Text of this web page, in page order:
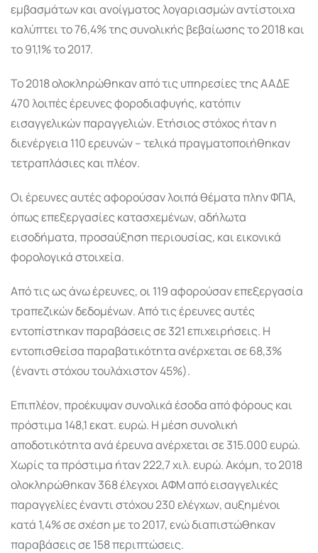
εμβασμάτων και ανοίγματος λογαριασμών αντίστοιχα
καλύπτει το 76,4% της συνολικής βεβαίωσης το 2018 και
το 91,1% το 2017.
Το 2018 ολοκληρώθηκαν από τις υπηρεσίες της ΑΑΔΕ
470 λοιπές έρευνες φοροδιαφυγής, κατόπιν
εισαγγελικών παραγγελιών. Ετήσιος στόχος ήταν η
διενέργεια 110 ερευνών – τελικά πραγματοποιήθηκαν
τετραπλάσιες και πλέον.
Οι έρευνες αυτές αφορούσαν λοιπά θέματα πλην ΦΠΑ,
όπως επεξεργασίες κατασχεμένων, αδήλωτα
εισοδήματα, προσαύξηση περιουσίας, και εικονικά
φορολογικά στοιχεία.
Από τις ως άνω έρευνες, οι 119 αφορούσαν επεξεργασία
τραπεζικών δεδομένων. Από τις έρευνες αυτές
εντοπίστηκαν παραβάσεις σε 321 επιχειρήσεις. Η
εντοπισθείσα παραβατικότητα ανέρχεται σε 68,3%
(έναντι στόχου τουλάχιστον 45%).
Επιπλέον, προέκυψαν συνολικά έσοδα από φόρους και
πρόστιμα 148,1 εκατ. ευρώ. Η μέση συνολική
αποδοτικότητα ανά έρευνα ανέρχεται σε 315.000 ευρώ.
Χωρίς τα πρόστιμα ήταν 222,7 χιλ. ευρώ. Ακόμη, το 2018
ολοκληρώθηκαν 368 έλεγχοι ΑΦΜ από εισαγγελικές
παραγγελίες έναντι στόχου 230 ελέγχων, αυξημένοι
κατά 1,4% σε σχέση με το 2017, ενώ διαπιστώθηκαν
παραβάσεις σε 158 περιπτώσεις.